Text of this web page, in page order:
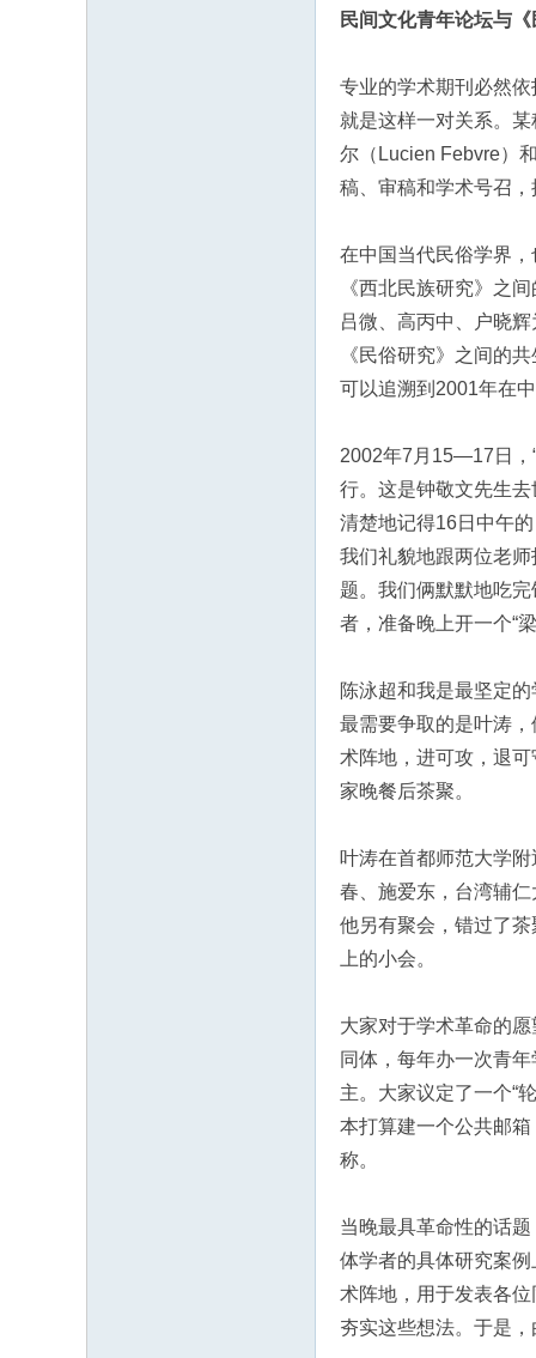
民间文化青年论坛与
专业的学术期刊必然
就是这样一对关系。
尔（Lucien Febvre）
稿、审稿和学术号召
在中国当代民俗学界
《西北民族研究》之
吕微、高丙中、户晓
《民俗研究》之间的
可以追溯到2001年在
2002年7月15—17日，
行。这是钟敬文先生
清楚地记得16日中午
我们礼貌地跟两位老
题。我们俩默默地吃
者，准备晚上开一个“
陈泳超和我是最坚定
最需要争取的是叶涛
术阵地，进可攻，退
家晚餐后茶聚。
叶涛在首都师范大学
春、施爱东，台湾辅
他另有聚会，错过了
上的小会。
大家对于学术革命的
同体，每年办一次青
主。大家议定了一个“
本打算建一个公共邮
称。
当晚最具革命性的话
体学者的具体研究案
术阵地，用于发表各
夯实这些想法。于是